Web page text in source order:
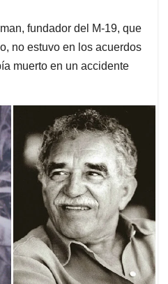
fundador del M-19, que
no estuvo en los acuerdos
muerto en un accidente